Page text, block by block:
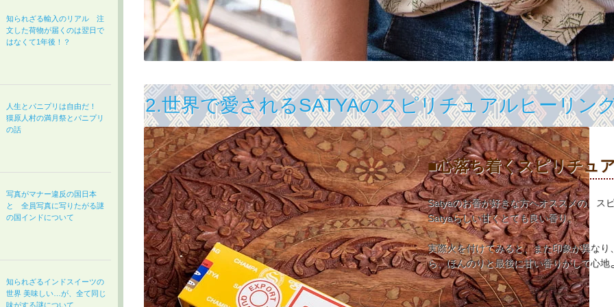
2.世界で愛されるSATYAのスピリチュアルヒーリン
■心落ち着くスピリチュ
Satyaのお香が好きな方へオススメの、
Satyaらしい甘くとても良い香り。
実際火を付けてみると、また印象が異な
ら、ほんのりと最後に甘い香りがして心地
知られざる輸入のリアル 注
文した荷物が届くのは翌日で
はなくて1年後！？
人生とパニプリは自由だ！
獏原人村の満月祭とパニプリ
の話
写真がマナー違反の国日本
と 全員写真に写りたがる謎
の国インドについて
知られざるインドスイーツの
世界 美味しい…が、全て同じ
味がする謎について